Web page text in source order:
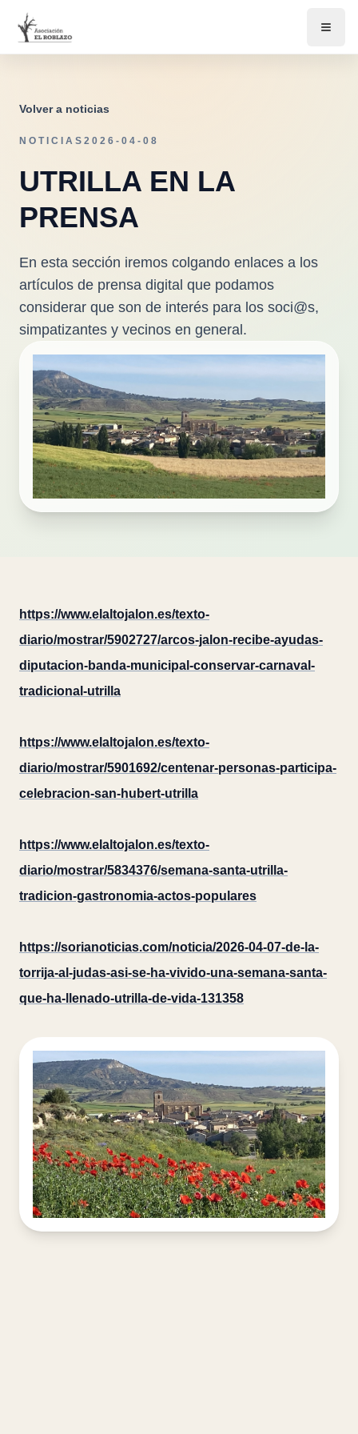
Volver a noticias
NOTICIAS 2026-04-08
UTRILLA EN LA
PRENSA
En esta sección iremos colgando enlaces a los
artículos de prensa digital que podamos
considerar que son de interés para los soci@s,
simpatizantes y vecinos en general.
https://www.elaltojalon.es/texto-
diario/mostrar/5902727/arcos-jalon-recibe-ayudas-
diputacion-banda-municipal-conservar-carnaval-
tradicional-utrilla
https://www.elaltojalon.es/texto-
diario/mostrar/5901692/centenar-personas-participa-
celebracion-san-hubert-utrilla
https://www.elaltojalon.es/texto-
diario/mostrar/5834376/semana-santa-utrilla-
tradicion-gastronomia-actos-populares
https://sorianoticias.com/noticia/2026-04-07-de-la-
torrija-al-judas-asi-se-ha-vivido-una-semana-santa-
que-ha-llenado-utrilla-de-vida-131358